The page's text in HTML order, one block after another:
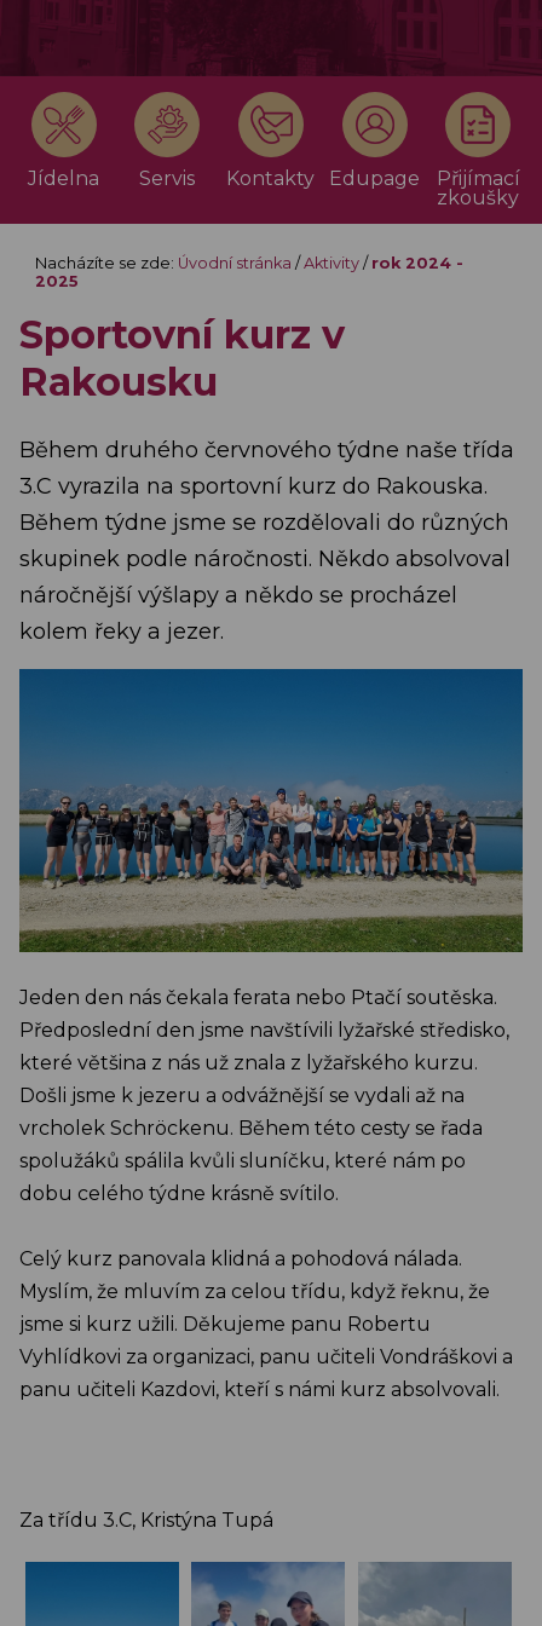
Jídelna Servis Kontakty Edupage
Přijímací
zkoušky
Nacházíte se zde: Úvodní stránka / Aktivity/ rok 2024 -
2025
Sportovní kurz v
Rakousku
Během druhého červnového týdne naše třída
3.C vyrazila na sportovní kurz do Rakouska.
Během týdne jsme se rozdělovali do různých
skupinek podle náročnosti. Někdo absolvoval
náročnější výšlapy a někdo se procházel
kolem řeky a jezer.
Jeden den nás čekala ferata nebo Ptačí soutěska.
Předposlední den jsme navštívili lyžařské středisko,
které většina z nás už znala z lyžařského kurzu.
Došli jsme k jezeru a odvážnější se vydali až na
vrcholek Schröckenu. Během této cesty se řada
spolužáků spálila kvůli sluníčku, které nám po
dobu celého týdne krásně svítilo.
Celý kurz panovala klidná a pohodová nálada.
Myslím, že mluvím za celou třídu, když řeknu, že
jsme si kurz užili. Děkujeme panu Robertu
Vyhlídkovi za organizaci, panu učiteli Vondráškovi a
panu učiteli Kazdovi, kteří s námi kurz absolvovali.
Za třídu 3.C, Kristýna Tupá